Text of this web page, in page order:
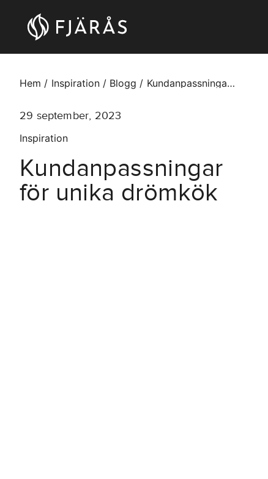
Hem Inspiration Blogg Kundanpassningar för unika drömkök
29 september, 2023
Inspiration
Kundanpassningar
för unika drömkök